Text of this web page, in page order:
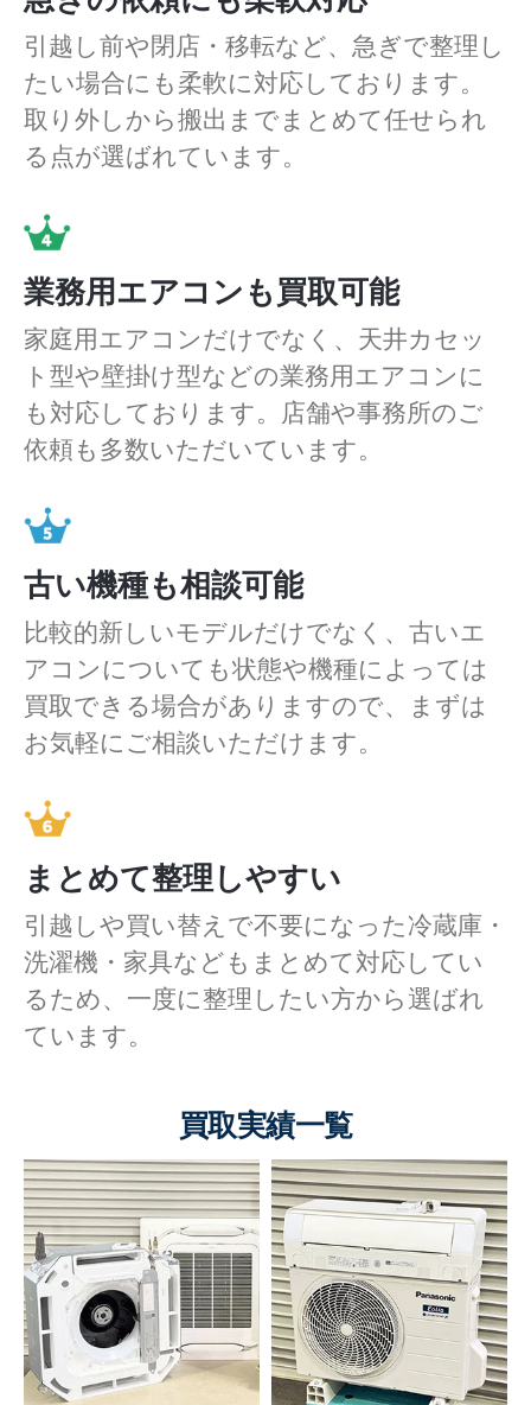
引越し前や閉店・移転など、急ぎで整理し
たい場合にも柔軟に対応しております。
取り外しから搬出までまとめて任せられ
る点が選ばれています。
業務用エアコンも買取可能
家庭用エアコンだけでなく、天井カセッ
ト型や壁掛け型などの業務用エアコンに
も対応しております。店舗や事務所のご
依頼も多数いただいています。
古い機種も相談可能
比較的新しいモデルだけでなく、古いエ
アコンについても状態や機種によっては
買取できる場合がありますので、まずは
お気軽にご相談いただけます。
まとめて整理しやすい
引越しや買い替えで不要になった冷蔵庫・
洗濯機・家具などもまとめて対応してい
るため、一度に整理したい方から選ばれ
ています。
買取実績一覧